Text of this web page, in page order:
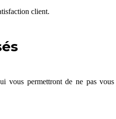
client.
vous permettront de ne pas